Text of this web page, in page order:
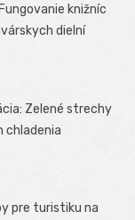
knižníc
dielní
Zelené strechy
chladenia
pre turistiku na